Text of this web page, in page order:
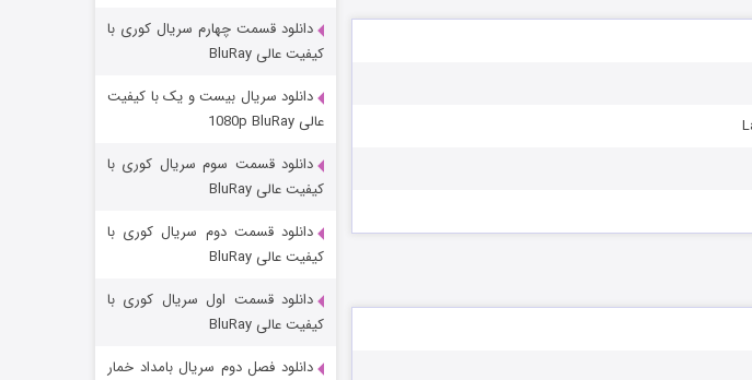
مردگان متحرک: شهر مرده ۳
دانلود قسمت چهارم سریال کوری با
کیفیت عالی BluRay
دانلود سریال بیست و یک با کیفیت
عالی 1080p BluRay
دانلود قسمت سوم سریال کوری با
کیفیت عالی BluRay
دانلود قسمت دوم سریال کوری با
کیفیت عالی BluRay
دانلود قسمت اول سریال کوری با
کیفیت عالی BluRay
دانلود فصل دوم سریال بامداد خمار